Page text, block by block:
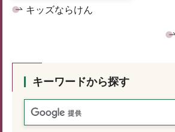
キッズならけん
キーワードから探す